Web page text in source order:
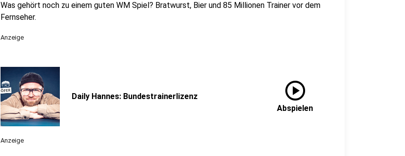
Was gehört noch zu einem guten WM Spiel? Bratwurst, Bier und 85 Millionen Trainer vor dem
Fernseher.
Anzeige
Daily Hannes: Bundestrainerlizenz play_circle
Abspielen
Anzeige